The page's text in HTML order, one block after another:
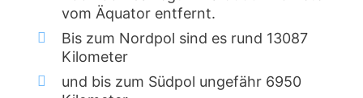
vom Äquator entfernt.
Bis zum Nordpol sind es rund 13087
Kilometer
und bis zum Südpol ungefähr 6950